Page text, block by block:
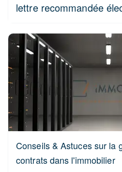
lettre recommandée
Conseils & Astuces sur la
contrats dans l'immobilier